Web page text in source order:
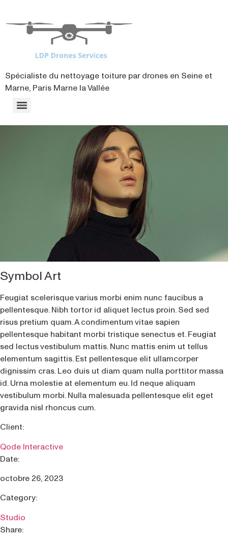
Spécialiste du nettoyage toiture par drones en Seine et
Marne, Paris Marne la Vallée
Symbol Art
Feugiat scelerisque varius morbi enim nunc faucibus a
pellentesque. Nibh tortor id aliquet lectus proin. Sed sed
risus pretium quam. A condimentum vitae sapien
pellentesque habitant morbi tristique senectus et. Feugiat
sed lectus vestibulum mattis. Nunc mattis enim ut tellus
elementum sagittis. Est pellentesque elit ullamcorper
dignissim cras. Leo duis ut diam quam nulla porttitor massa
id. Urna molestie at elementum eu. Id neque aliquam
vestibulum morbi. Nulla malesuada pellentesque elit eget
gravida nisl rhoncus cum.
Client:
Qode Interactive
Date:
octobre 26, 2023
Category:
Studio
Share: